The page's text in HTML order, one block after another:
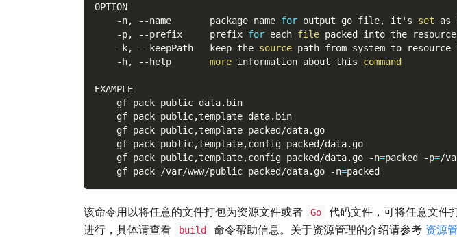
OPTION
    -n,
--name
       package name
for output go file, it's set as
    -p,
--prefix
     prefix
for each file packed into the resource
    -k,
--keepPath
   keep the
source path from system to
    -h,
--help more information about this command
EXAMPLE
    gf pack public data.bin
    gf pack public,template data.bin
    gf pack public,template packed/data.go
    gf pack public,template,config packed/data.go
    gf pack public,template,config packed/data.go
-n=packed -p=/
    gf pack /var/www/public packed/data.go
-n=packed
该命令用以将任意的文件打包为资源文件或者 Go 代码文件，可将任意文件
进行，具体请查看
build 命令帮助信息。关于资源管理的介绍请参考 资源